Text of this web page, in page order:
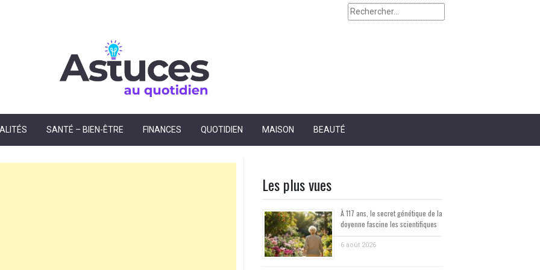
Rechercher :
SANTÉ – BIEN-ÊTRE FINANCES QUOTIDIEN MAISON BEAUTÉ
Les plus vues
À 117 ans, le secret génétique de la
doyenne fascine les scientifiques
6 août 2026